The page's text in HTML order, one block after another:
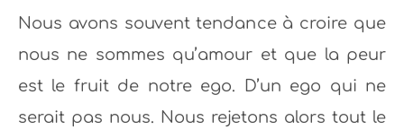
Nous avons souvent tendance à croire que
nous ne sommes qu’amour et que la peur
est le fruit de notre ego. D’un ego qui ne
serait pas nous. Nous rejetons alors tout le